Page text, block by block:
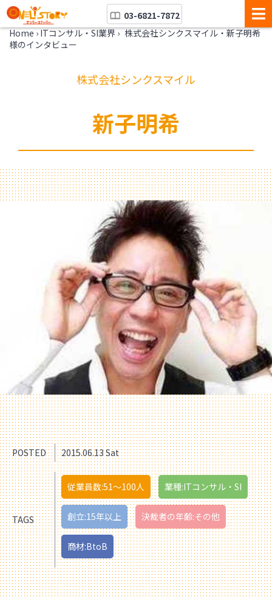
03-6821-7872
Home › ITコンサル・SI業界 › 株式会社シンクスマイル・新子明希
様のインタビュー
株式会社シンクスマイル
新子明希
POSTED 2015.06.13 Sat
TAGS
従業員数:51〜100人 業種:ITコンサル・SI
創立:15年以上 決裁者の年齢:その他
商材:BtoB